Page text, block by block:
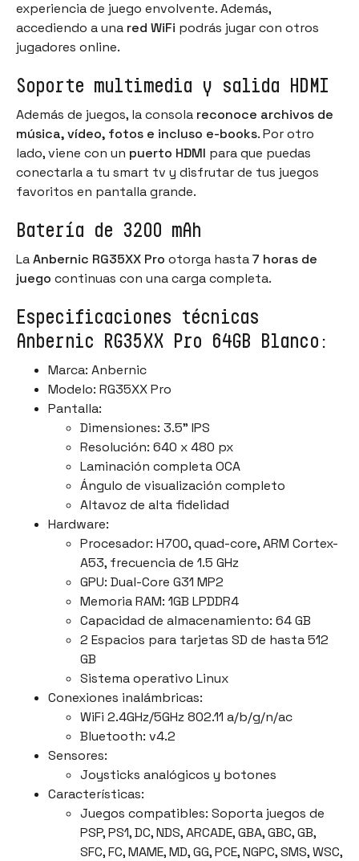
experiencia de juego envolvente. Además,
accediendo a una red WiFi podrás jugar con otros
jugadores online.
Soporte multimedia y salida HDMI
Además de juegos, la consola reconoce archivos de
música, vídeo, fotos e incluso e-books. Por otro
lado, viene con un puerto HDMI para que puedas
conectarla a tu smart tv y disfrutar de tus juegos
favoritos en pantalla grande.
Batería de 3200 mAh
LaAnbernic RG35XX Pro otorga hasta7 horas de
juego continuas con una carga completa.
Especificaciones técnicas
Anbernic RG35XX Pro 64GB Blanco:
Marca: Anbernic
Modelo: RG35XX Pro
Pantalla:
Dimensiones: 3.5" IPS
Resolución: 640 x 480 px
Laminación completa OCA
Ángulo de visualización completo
Altavoz de alta fidelidad
Hardware:
Procesador: H700, quad-core, ARM Cortex-
A53, frecuencia de 1.5 GHz
GPU: Dual-Core G31 MP2
Memoria RAM: 1GB LPDDR4
Capacidad de almacenamiento: 64 GB
2 Espacios para tarjetas SD de hasta 512
GB
Sistema operativo Linux
Conexiones inalámbricas:
WiFi 2.4GHz/5GHz 802.11 a/b/g/n/ac
Bluetooth: v4.2
Sensores:
Joysticks analógicos y botones
Características:
Juegos compatibles: Soporta juegos de
PSP, PS1, DC, NDS, ARCADE, GBA, GBC, GB,
SFC, FC, MAME, MD, GG, PCE, NGPC, SMS, WSC,